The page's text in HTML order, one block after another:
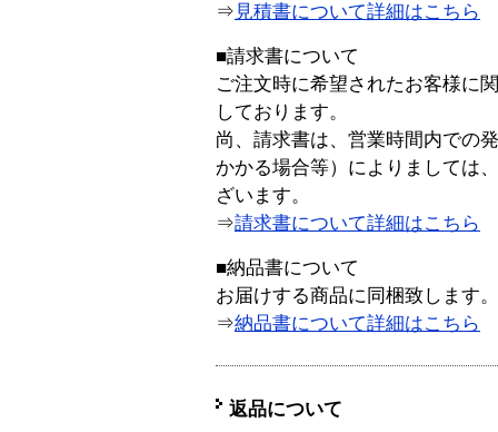
⇒ 見積書について詳細はこちら
■請求書について
ご注文時に希望されたお客様に
しております。
尚、請求書は、営業時間内での
かかる場合等）によりましては
ざいます。
⇒請求書について詳細はこちら
■納品書について
お届けする商品に同梱致します。
⇒納品書について詳細はこちら
返品について